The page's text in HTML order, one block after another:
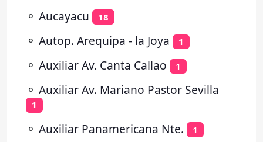
⚬ Aucayacu 18
⚬ Autop. Arequipa - la Joya 1
⚬ Auxiliar Av. Canta Callao 1
⚬ Auxiliar Av. Mariano Pastor Sevilla
1
⚬ Auxiliar Panamericana Nte. 1